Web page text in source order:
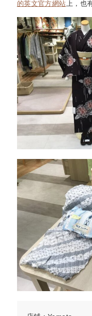
的英文官方網站 上，也